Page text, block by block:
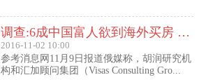
调查:6成中国富人欲到海外买房 最想移民去美国
2016-11-02 10:00
参考消息网11月9日报道俄媒称，胡润研究机
构和汇加顾问集团（Visas Consulting Gro...